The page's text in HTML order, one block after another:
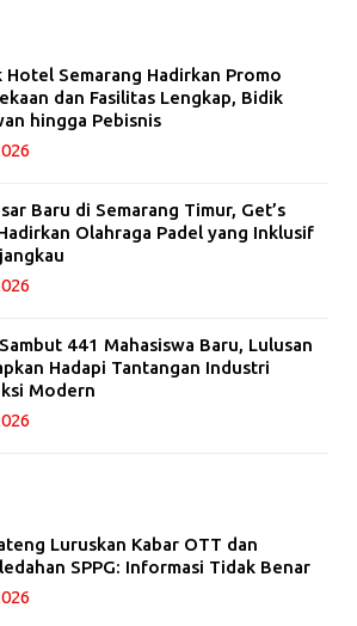
Hotel Semarang Hadirkan Promo
dan Fasilitas Lengkap, Bidik
hingga Pebisnis
Baru di Semarang Timur, Get’s
Olahraga Padel yang Inklusif
441 Mahasiswa Baru, Lulusan
Hadapi Tantangan Industri
Modern
Luruskan Kabar OTT dan
SPPG: Informasi Tidak Benar